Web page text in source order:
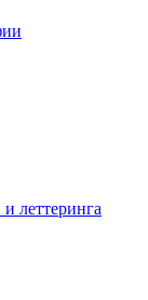
леттеринга